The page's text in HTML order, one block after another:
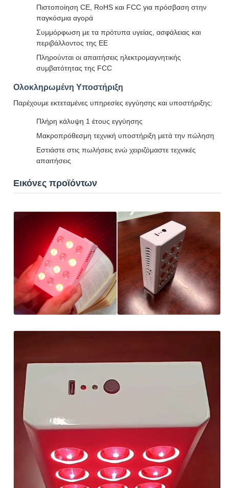
Πιστοποίηση CE, RoHS και FCC για πρόσβαση στην
παγκόσμια αγορά
Συμμόρφωση με τα πρότυπα υγείας, ασφάλειας και
περιβάλλοντος της ΕΕ
Πληρούνται οι απαιτήσεις ηλεκτρομαγνητικής
συμβατότητας της FCC
Ολοκληρωμένη Υποστήριξη
Παρέχουμε εκτεταμένες υπηρεσίες εγγύησης και υποστήριξης:
Πλήρη κάλυψη 1 έτους εγγύησης
Μακροπρόθεσμη τεχνική υποστήριξη μετά την πώληση
Εστιάστε στις πωλήσεις ενώ χειριζόμαστε τεχνικές
απαιτήσεις
Εικόνες προϊόντων